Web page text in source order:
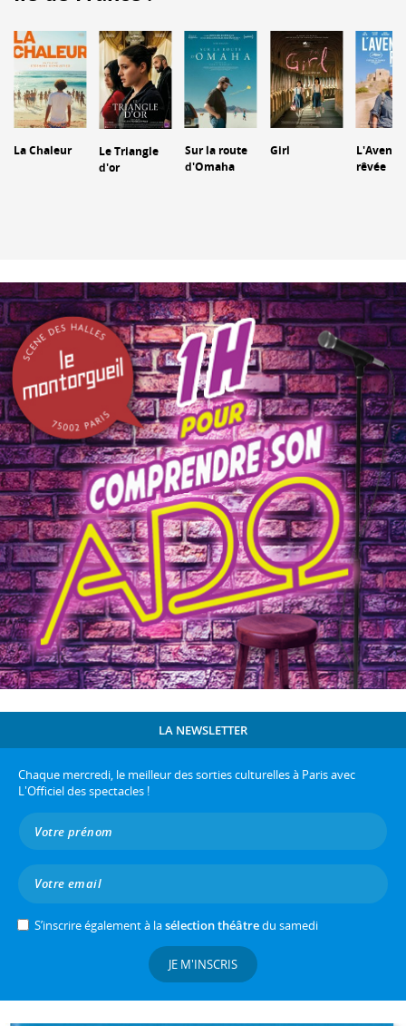
La Chaleur
Le Triangle
d'or
Sur la route
d'Omaha
Girl
rêvée
LA NEWSLETTER
Chaque mercredi, le meilleur des sorties culturelles à Paris avec
L'Officiel des spectacles !
S’inscrire également à lasélection théâtredu samedi
JE M'INSCRIS